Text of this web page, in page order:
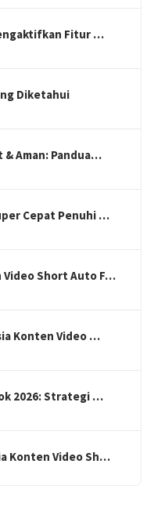
Fitur …
Diketahui
& Aman: Pandua…
Cepat Penuhi …
Video Short Auto F…
Konten Video …
2026: Strategi …
Konten Video Sh…